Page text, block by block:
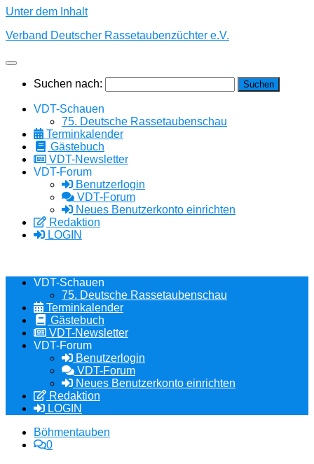
Unter dem Inhalt
Verband Deutscher Rassetaubenzüchter e.V.
Suchen nach:
VDT-Schauen
75. Deutsche Rassetaubenschau
Terminkalender
Gästebuch
VDT-Newsletter
VDT-Forum
Benutzerlogin
VDT-Forum
Neues Benutzerkonto einrichten
Redaktion
LOGIN
VDT-Schauen
75. Deutsche Rassetaubenschau
Terminkalender
Gästebuch
VDT-Newsletter
VDT-Forum
Benutzerlogin
VDT-Forum
Neues Benutzerkonto einrichten
Redaktion
LOGIN
Böhmentauben
0